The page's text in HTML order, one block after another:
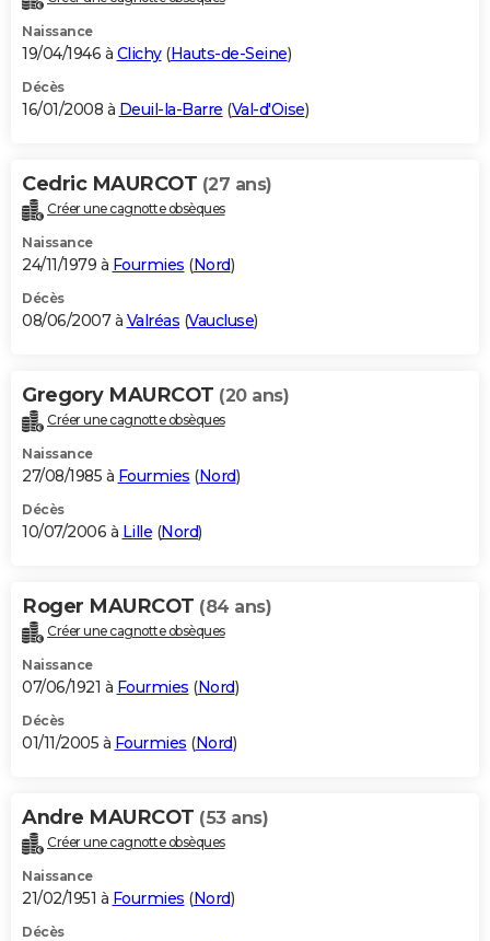
Naissance
19/04/1946 à Clichy(Hauts-de-Seine)
Décès
16/01/2008 à Deuil-la-Barre (Val-d'Oise)
Cedric MAURCOT (27 ans)
Créer une cagnotte obsèques
Naissance
24/11/1979 à Fourmies (Nord)
Décès
08/06/2007 à Valréas (Vaucluse)
Gregory MAURCOT (20 ans)
Créer une cagnotte obsèques
Naissance
27/08/1985 à Fourmies (Nord)
Décès
10/07/2006 à Lille (Nord)
Roger MAURCOT (84 ans)
Créer une cagnotte obsèques
Naissance
07/06/1921 à Fourmies (Nord)
Décès
01/11/2005 à Fourmies (Nord)
Andre MAURCOT (53 ans)
Créer une cagnotte obsèques
Naissance
21/02/1951 à Fourmies (Nord)
Décès